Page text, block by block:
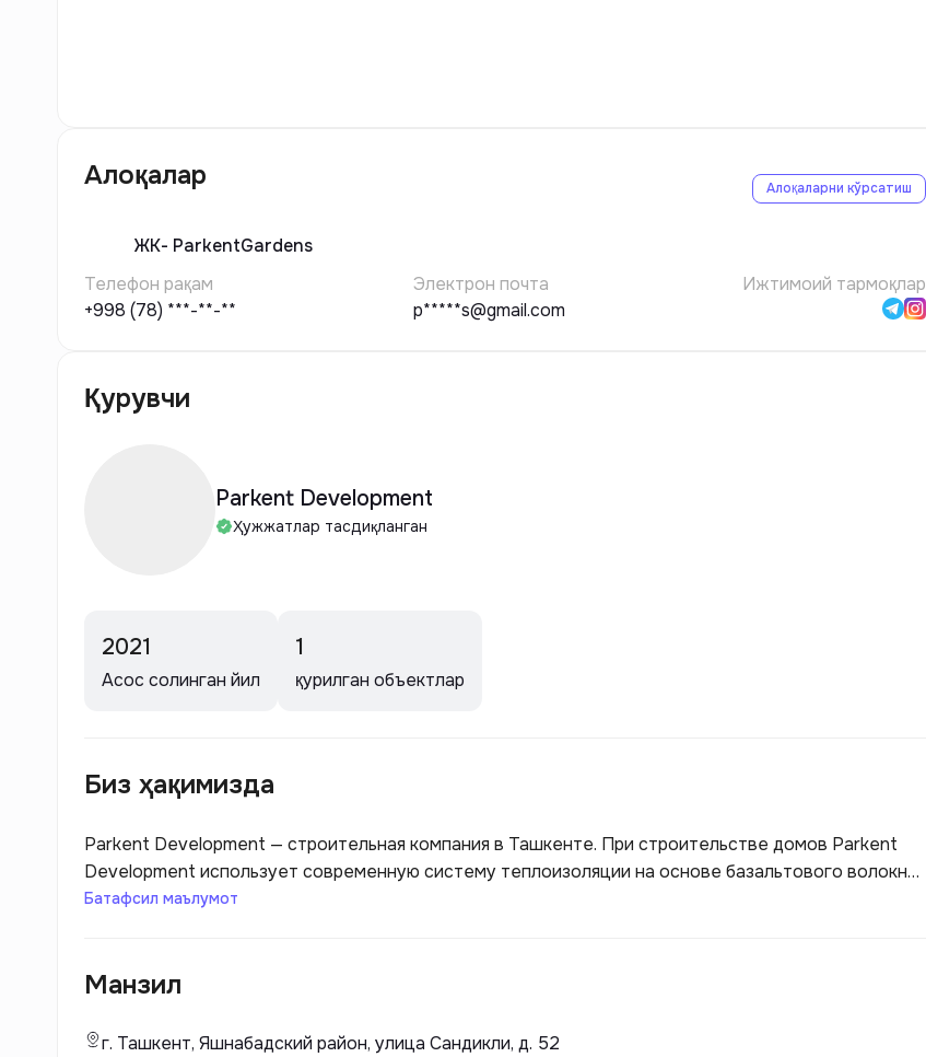
Алоқалар Алоқаларни кўрсатиш
ЖК- ParkentGardens
Телефон рақам
+998 (78) ***-**-**
Электрон почта
p*****s@gmail.com
Ижтимоий тармоқлар
Қурувчи
Parkent Development
Ҳужжатлар тасдиқланган
2021
Асос солинган йил
1
қурилган объектлар
Биз ҳақимизда
Parkent Development — строительная компания в Ташкенте. При строительстве домов Parkent
Development использует современную систему теплоизоляции на основе базальтового волокна.
Компания открыта для диалога с покупателями, готова показать всю документацию,
Батафсил маълумот
Манзил
г. Ташкент, Яшнабадский район, улица Сандикли, д. 52